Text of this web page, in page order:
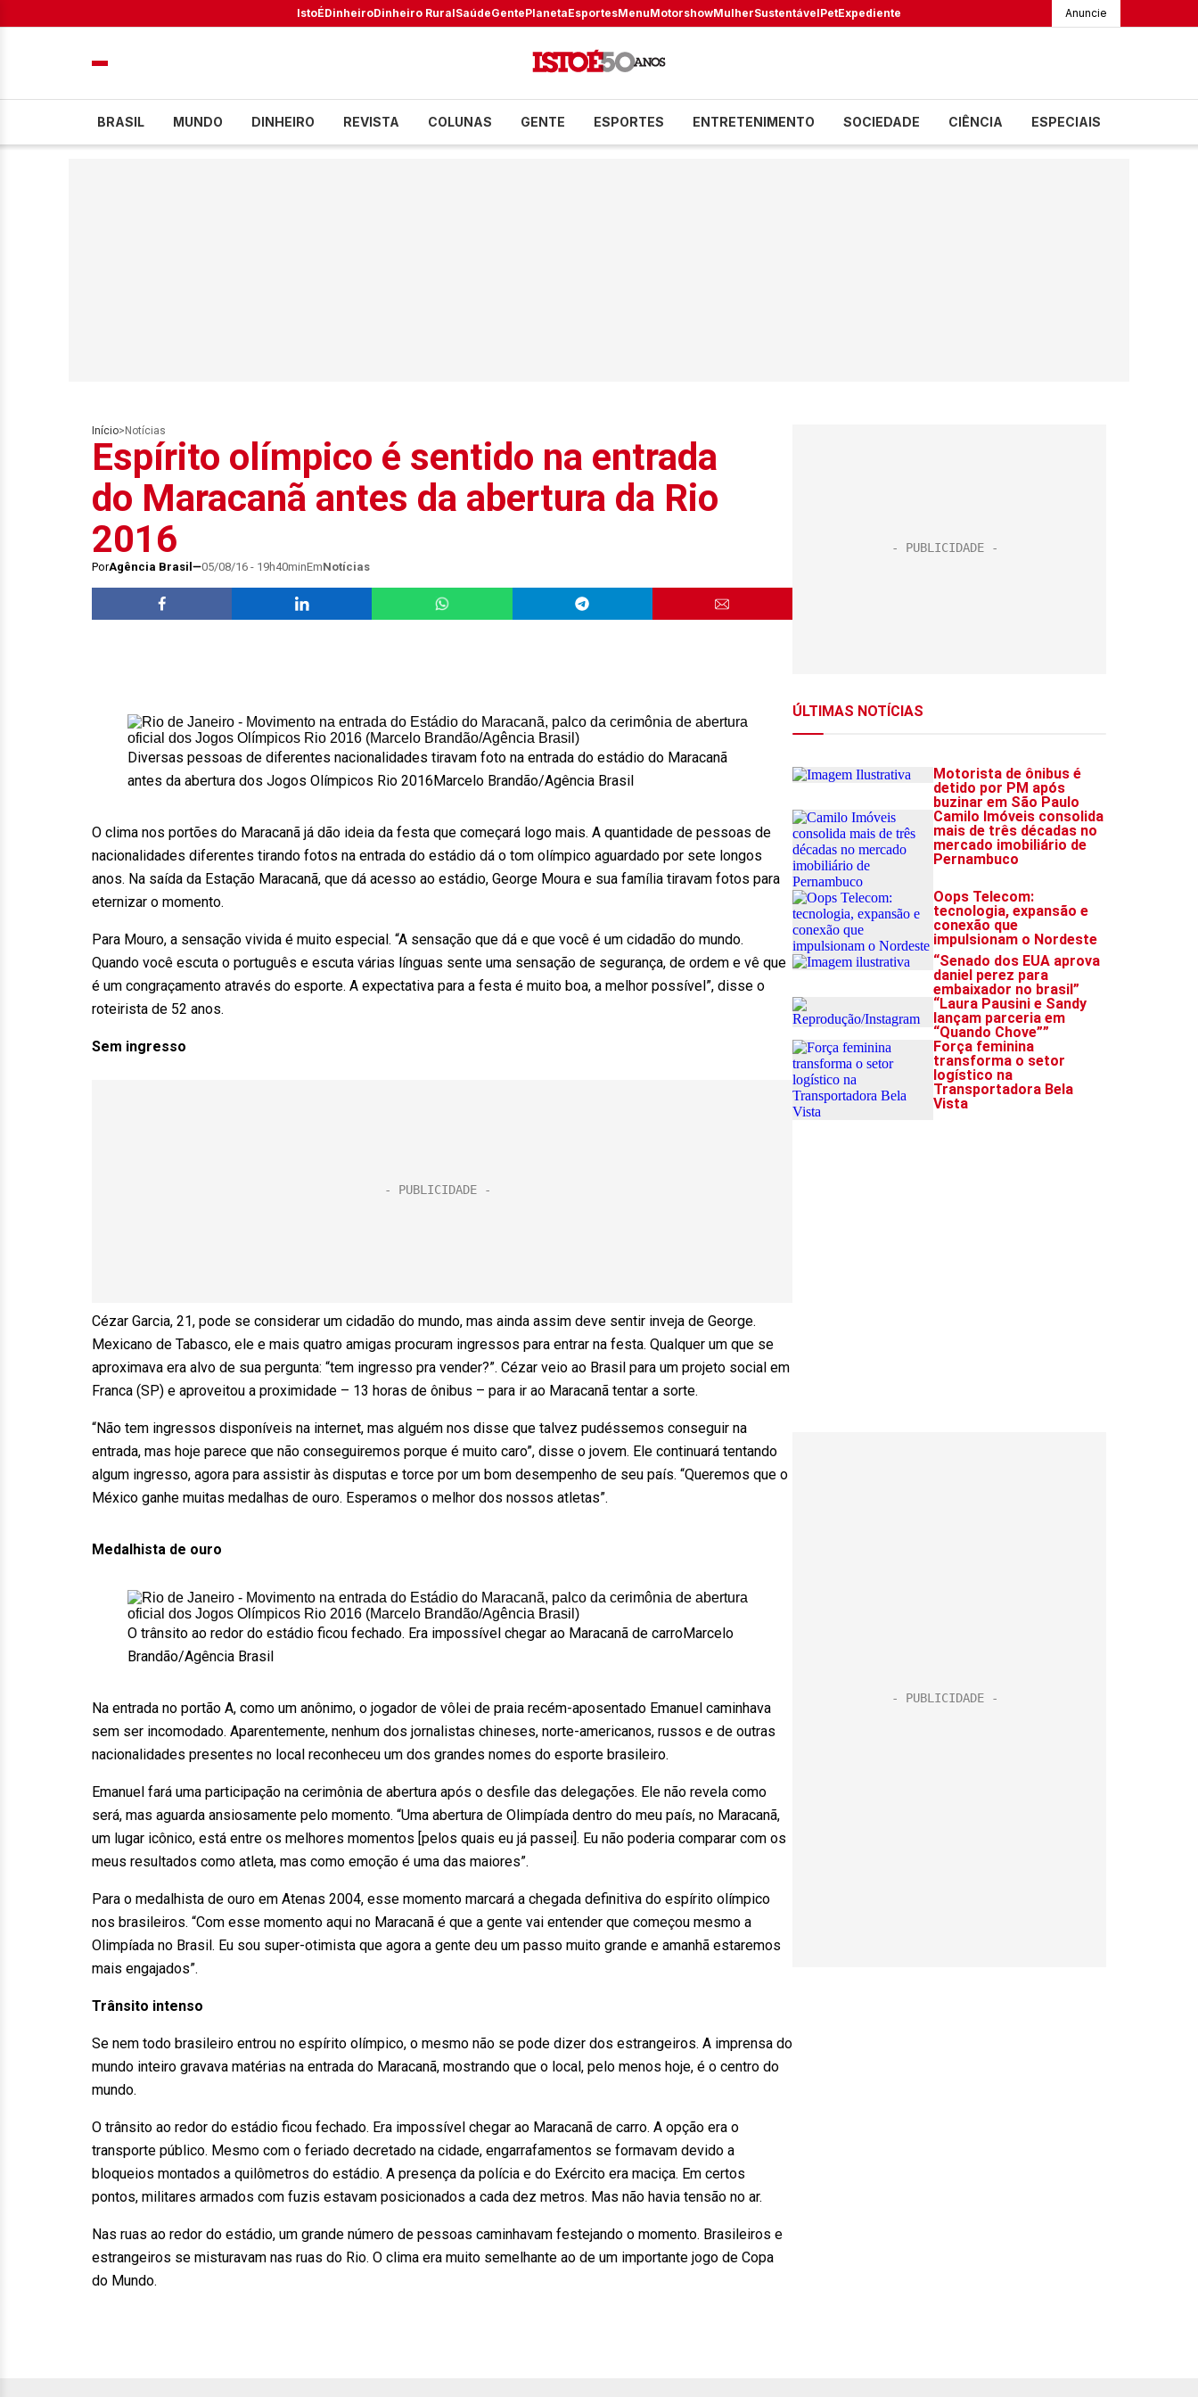
IstoÉDinheiroDinheiro RuralSaúdeGentePlanetaEsportesMenuMotorshowMulherSustentávelPetExpediente Anuncie
BRASIL MUNDO DINHEIRO REVISTA COLUNAS GENTE ESPORTES ENTRETENIMENTO SOCIEDADE CIÊNCIA ESPECIAIS
Início> Notícias
Espírito olímpico é sentido na entrada
do Maracanã antes da abertura da Rio
2016
PorAgência Brasil 05/08/16 - 19h40minEmNotícias
Diversas pessoas de diferentes nacionalidades tiravam foto na entrada do estádio do Maracanã
antes da abertura dos Jogos Olímpicos Rio 2016Marcelo Brandão/Agência Brasil
O clima nos portões do Maracanã já dão ideia da festa que começará logo mais. A quantidade de pessoas de
nacionalidades diferentes tirando fotos na entrada do estádio dá o tom olímpico aguardado por sete longos
anos. Na saída da Estação Maracanã, que dá acesso ao estádio, George Moura e sua família tiravam fotos para
eternizar o momento.
Para Mouro, a sensação vivida é muito especial. “A sensação que dá e que você é um cidadão do mundo.
Quando você escuta o português e escuta várias línguas sente uma sensação de segurança, de ordem e vê que
é um congraçamento através do esporte. A expectativa para a festa é muito boa, a melhor possível”, disse o
roteirista de 52 anos.
Sem ingresso
Cézar Garcia, 21, pode se considerar um cidadão do mundo, mas ainda assim deve sentir inveja de George.
Mexicano de Tabasco, ele e mais quatro amigas procuram ingressos para entrar na festa. Qualquer um que se
aproximava era alvo de sua pergunta: “tem ingresso pra vender?”. Cézar veio ao Brasil para um projeto social em
Franca (SP) e aproveitou a proximidade – 13 horas de ônibus – para ir ao Maracanã tentar a sorte.
“Não tem ingressos disponíveis na internet, mas alguém nos disse que talvez pudéssemos conseguir na
entrada, mas hoje parece que não conseguiremos porque é muito caro”, disse o jovem. Ele continuará tentando
algum ingresso, agora para assistir às disputas e torce por um bom desempenho de seu país. “Queremos que o
México ganhe muitas medalhas de ouro. Esperamos o melhor dos nossos atletas”.
Medalhista de ouro
O trânsito ao redor do estádio ficou fechado. Era impossível chegar ao Maracanã de carroMarcelo
Brandão/Agência Brasil
Na entrada no portão A, como um anônimo, o jogador de vôlei de praia recém-aposentado Emanuel caminhava
sem ser incomodado. Aparentemente, nenhum dos jornalistas chineses, norte-americanos, russos e de outras
nacionalidades presentes no local reconheceu um dos grandes nomes do esporte brasileiro.
Emanuel fará uma participação na cerimônia de abertura após o desfile das delegações. Ele não revela como
será, mas aguarda ansiosamente pelo momento. “Uma abertura de Olimpíada dentro do meu país, no Maracanã,
um lugar icônico, está entre os melhores momentos [pelos quais eu já passei]. Eu não poderia comparar com os
meus resultados como atleta, mas como emoção é uma das maiores”.
Para o medalhista de ouro em Atenas 2004, esse momento marcará a chegada definitiva do espírito olímpico
nos brasileiros. “Com esse momento aqui no Maracanã é que a gente vai entender que começou mesmo a
Olimpíada no Brasil. Eu sou super-otimista que agora a gente deu um passo muito grande e amanhã estaremos
mais engajados”.
Trânsito intenso
Se nem todo brasileiro entrou no espírito olímpico, o mesmo não se pode dizer dos estrangeiros. A imprensa do
mundo inteiro gravava matérias na entrada do Maracanã, mostrando que o local, pelo menos hoje, é o centro do
mundo.
O trânsito ao redor do estádio ficou fechado. Era impossível chegar ao Maracanã de carro. A opção era o
transporte público. Mesmo com o feriado decretado na cidade, engarrafamentos se formavam devido a
bloqueios montados a quilômetros do estádio. A presença da polícia e do Exército era maciça. Em certos
pontos, militares armados com fuzis estavam posicionados a cada dez metros. Mas não havia tensão no ar.
Nas ruas ao redor do estádio, um grande número de pessoas caminhavam festejando o momento. Brasileiros e
estrangeiros se misturavam nas ruas do Rio. O clima era muito semelhante ao de um importante jogo de Copa
do Mundo.